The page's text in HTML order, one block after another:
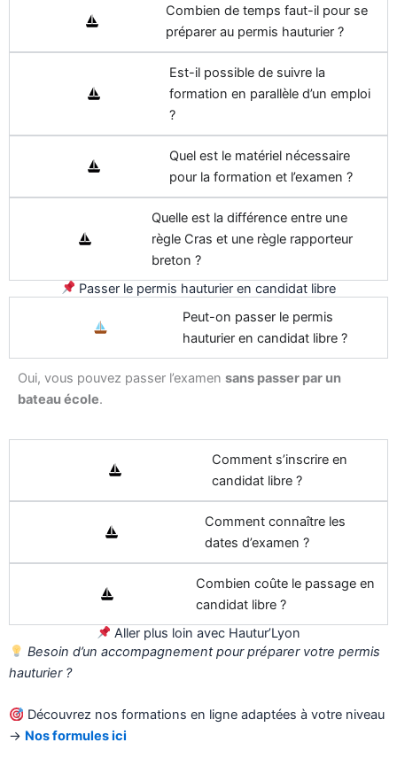
Combien de temps faut-il pour se
préparer au permis hauturier ?
Est-il possible de suivre la
formation en parallèle d’un emploi
?
Quel est le matériel nécessaire
pour la formation et l’examen ?
Quelle est la différence entre une
règle Cras et une règle rapporteur
breton ?
Passer le permis hauturier en candidat libre
Peut-on passer le permis
hauturier en candidat libre ?
Oui, vous pouvez passer l’examen sans passer par un
bateau école.
Comment s’inscrire en
candidat libre ?
Comment connaître les
dates d’examen ?
Combien coûte le passage en
candidat libre ?
Aller plus loin avec Hautur’Lyon
Besoin d’un accompagnement pour préparer votre permis
hauturier ?
Découvrez nos formations en ligne adaptées à votre niveau
→ Nos formules ici